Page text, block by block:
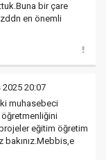
bir çare
en önemli
2025 20:07
muhasebeci
eğitim öğretim
bakınız.Mebbis,e